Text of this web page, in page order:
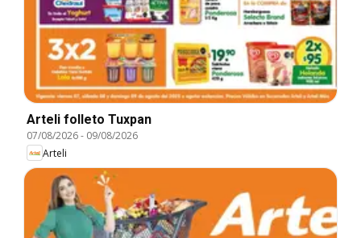
Arteli folleto Tuxpan
07/08/2026- 09/08/2026
Arteli